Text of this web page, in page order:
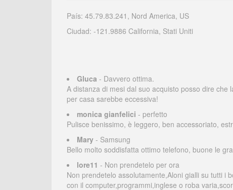
País: 45.79.83.241, Nord America, US
Ciudad: -121.9886 California, Stati Uniti
Gluca - Davvero ottima.
A distanza di mesi dal suo acquisto posso dire
per casa sarebbe eccessiva!
monica gianfelici - perfetto
Pulisce benissimo, è leggero, ben accessoriato,
Mary - Samsung
Bello molto soddisfatta ottimo telefono, buone le
lore11 - Non prendetelo per ora
Non prendetelo assolutamente,Aloni gialli su tutti i
con il computer,programmi,inglese o roba